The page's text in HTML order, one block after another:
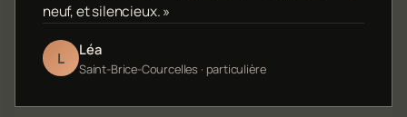
neuf, et silencieux. »
L Léa
Saint-Brice-Courcelles · particulière